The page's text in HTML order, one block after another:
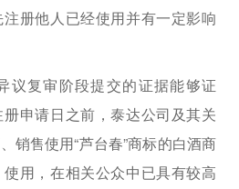
册他人已经使用并有一定影响
复审阶段提交的证据能够证
申请日之前，泰达公司及其关
销售使用“芦台春”商标的白酒商
用，在相关公众中已具有较高